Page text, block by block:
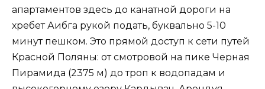
апартаментов здесь до канатной дороги на
хребет Аибга рукой подать, буквально 5-10
минут пешком. Это прямой доступ к сети путей
Красной Поляны: от смотровой на пике Черная
Пирамида (2375 м) до троп к водопадам и